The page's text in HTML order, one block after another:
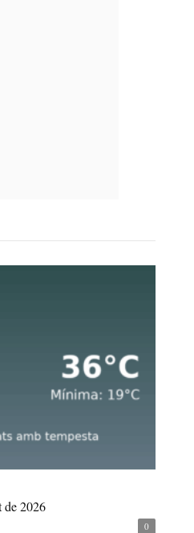
de 2026
0